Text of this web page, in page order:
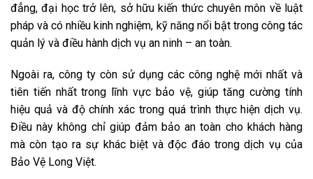
đẳng, đại học trở lên, sở hữu kiến thức chuyên môn về luật
pháp và có nhiều kinh nghiệm, kỹ năng nổi bật trong công tác
quản lý và điều hành dịch vụ an ninh – an toàn.
Ngoài ra, công ty còn sử dụng các công nghệ mới nhất và
tiên tiến nhất trong lĩnh vực bảo vệ, giúp tăng cường tính
hiệu quả và độ chính xác trong quá trình thực hiện dịch vụ.
Điều này không chỉ giúp đảm bảo an toàn cho khách hàng
mà còn tạo ra sự khác biệt và độc đáo trong dịch vụ của
Bảo Vệ Long Việt.